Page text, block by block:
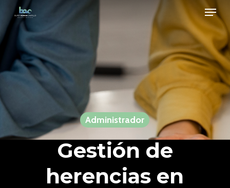
Skip
to
main
content
Administrador
Gestión de
herencias en
Close
Menu